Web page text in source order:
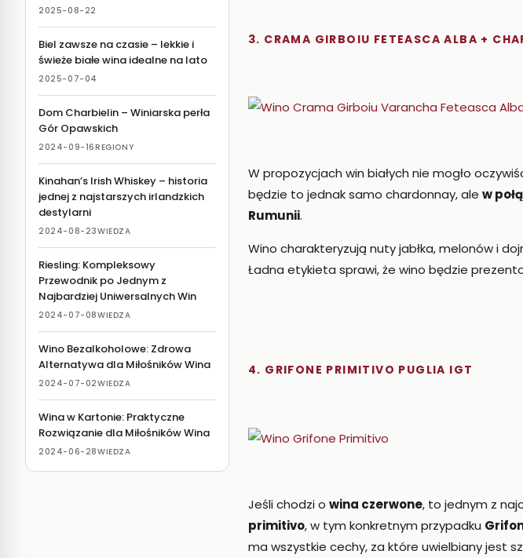
2025-08-22
Biel zawsze na czasie – lekkie i
świeże białe wina idealne na lato
2025-07-04
Dom Charbielin – Winiarska perła
Gór Opawskich
2024-09-16REGIONY
Kinahan’s Irish Whiskey – historia
jednej z najstarszych irlandzkich
destylarni
2024-08-23WIEDZA
Riesling: Kompleksowy
Przewodnik po Jednym z
Najbardziej Uniwersalnych Win
2024-07-08WIEDZA
Wino Bezalkoholowe: Zdrowa
Alternatywa dla Miłośników Wina
2024-07-02WIEDZA
Wina w Kartonie: Praktyczne
Rozwiązanie dla Miłośników Wina
2024-06-28WIEDZA
3. CRAMA GIRBOIU FETEASCA ALBA +
W propozycjach win białych nie mogło
będzie to jednak samo chardonnay, ale w
Rumunii.
Wino charakteryzują nuty jabłka, melonów i
Ładna etykieta sprawi, że wino będzie
4. GRIFONE PRIMITIVO PUGLIA IGT
Jeśli chodzi o wina czerwone, to jednym z
primitivo, w tym konkretnym przypadku
ma wszystkie cechy, za które uwielbiany jest